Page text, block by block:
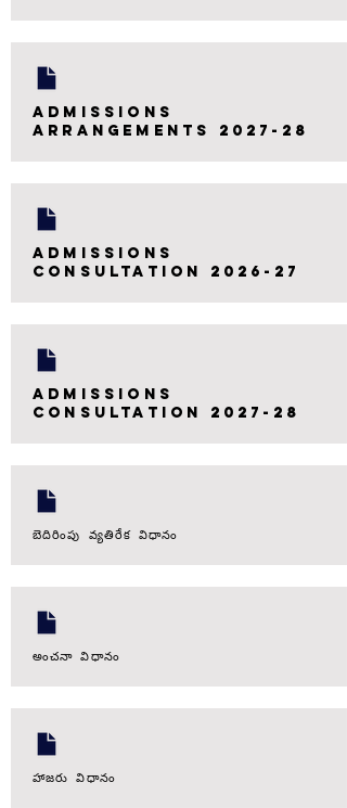
admissions
arrangements 2027-28
admissions
consultation 2026-27
admissions
consultation 2027-28
బెదిరింపు వ్యతిరేక విధానం
అంచనా విధానం
హాజరు విధానం